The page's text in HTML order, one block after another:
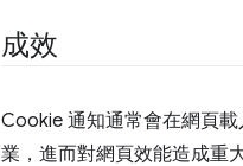
成效
Cookie 通知通常會在網頁
業，進而對網頁效能造成重